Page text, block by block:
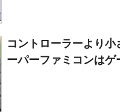
コントローラーより
ーパーファミコンはゲ